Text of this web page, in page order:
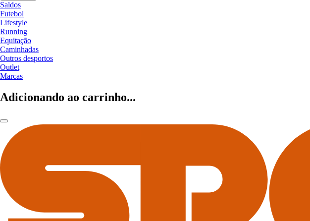
Saldos
Futebol
Lifestyle
Running
Equitação
Caminhadas
Outros desportos
Outlet
Marcas
Adicionando ao carrinho...